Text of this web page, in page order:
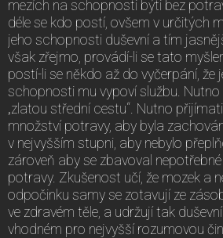
mezích na schopnosti býti bez
déle se kdo postí, ovšem v určitých
jeho schopnosti duševní a tím
však zřejmo, provádí-li se tato
postí-li se někdo až do vyčerpání, že
schopnosti mu vypoví službu.
„zlatou střední cestu“. Nutno
množství potravy, aby byla
v nejvyšším stupni, aby nebylo
zároveň aby se zbavoval
potravy. Zkušenost učí, že mozek a
odpočinku samy se zotavují ze
ve zdravém těle, a udržují tak
vhodném pro nejvyšší rozumovou